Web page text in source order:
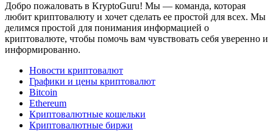
Добро пожаловать в KryptoGuru! Мы — команда, которая
любит криптовалюту и хочет сделать ее простой для всех. Мы
делимся простой для понимания информацией о
криптовалюте, чтобы помочь вам чувствовать себя уверенно и
информированно.
Новости криптовалют
Графики и цены криптовалют
Bitcoin
Ethereum
Криптовалютные кошельки
Криптовалютные биржи